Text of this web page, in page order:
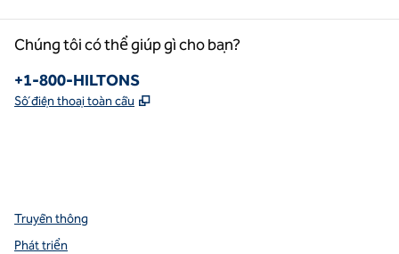
Chúng tôi có thể giúp gì cho bạn?
Điện thoại:
+1-800-HILTONS
Số điện thoại toàn cầu ,
Truyền thông
Phát triển